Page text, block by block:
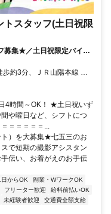
トスタッフ(土日祝限
募集★／土日祝限定バイト
約3分、ＪＲ山陽本線 東
口徒歩約40分 山陽本線 上
4時間～OK！ ★土日祝いず
や曜日など、シフトにつ
＝＝＝＝＝...
）を大募集★七五三のお
で短期の撮影アシスタン
伝い、お着がえのお手伝
からOK
副業・WワークOK
フリーター歓迎
給料前払いOK
未経験者歓迎
交通費全額支給